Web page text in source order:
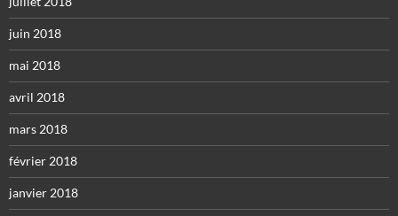
juin 2018
mai 2018
avril 2018
mars 2018
février 2018
janvier 2018